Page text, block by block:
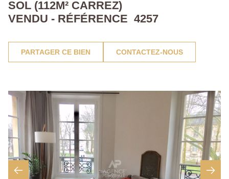
SOL (112M² CARREZ)
VENDU - RÉFÉRENCE 4257
PARTAGER CE BIEN CONTACTEZ-NOUS